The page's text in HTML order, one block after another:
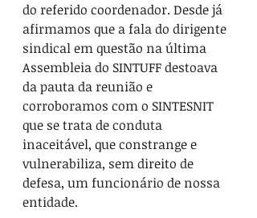
do referido coordenador. Desde já
afirmamos que a fala do dirigente
sindical em questão na última
Assembleia do SINTUFF destoava
da pauta da reunião e
corroboramos com o SINTESNIT
que se trata de conduta
inaceitável, que constrange e
vulnerabiliza, sem direito de
defesa, um funcionário de nossa
entidade.